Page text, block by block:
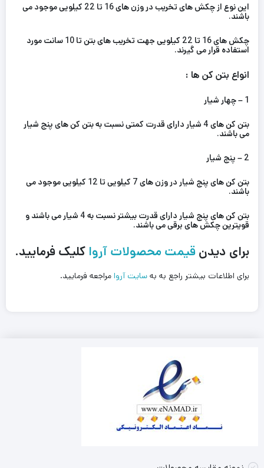
این نوع از چکش های تخریب در وزن های 16 تا 22 کیلویی موجود می
باشند.
چکش های 16 تا 22 کیلویی جهت تخریب های بتن تا 10 سانت مورد
استفاده قرار می گیرند.
انواع بتن کن ها :
1 – چهار شیار
بتن کن های 4 شیار دارای قدرت کمتی نسبت به بتن کن های پنج شیار
می باشند.
2 – پنج شیار
بتن کن های پنج شیار در وزن های 7 کیلویی تا 12 کیلویی موجود می
باشند.
بتن کن های پنج شیار دارای قدرت بیشتر نسبت به 4 شیار می باشند و
قویترین چکش های برقی می باشند.
برای دیدن قیمت محصولات آروا کلیک فرمایید.
برای اطلاعات بیشتر راجع به به سایت آروا مراجعه فرمایید.